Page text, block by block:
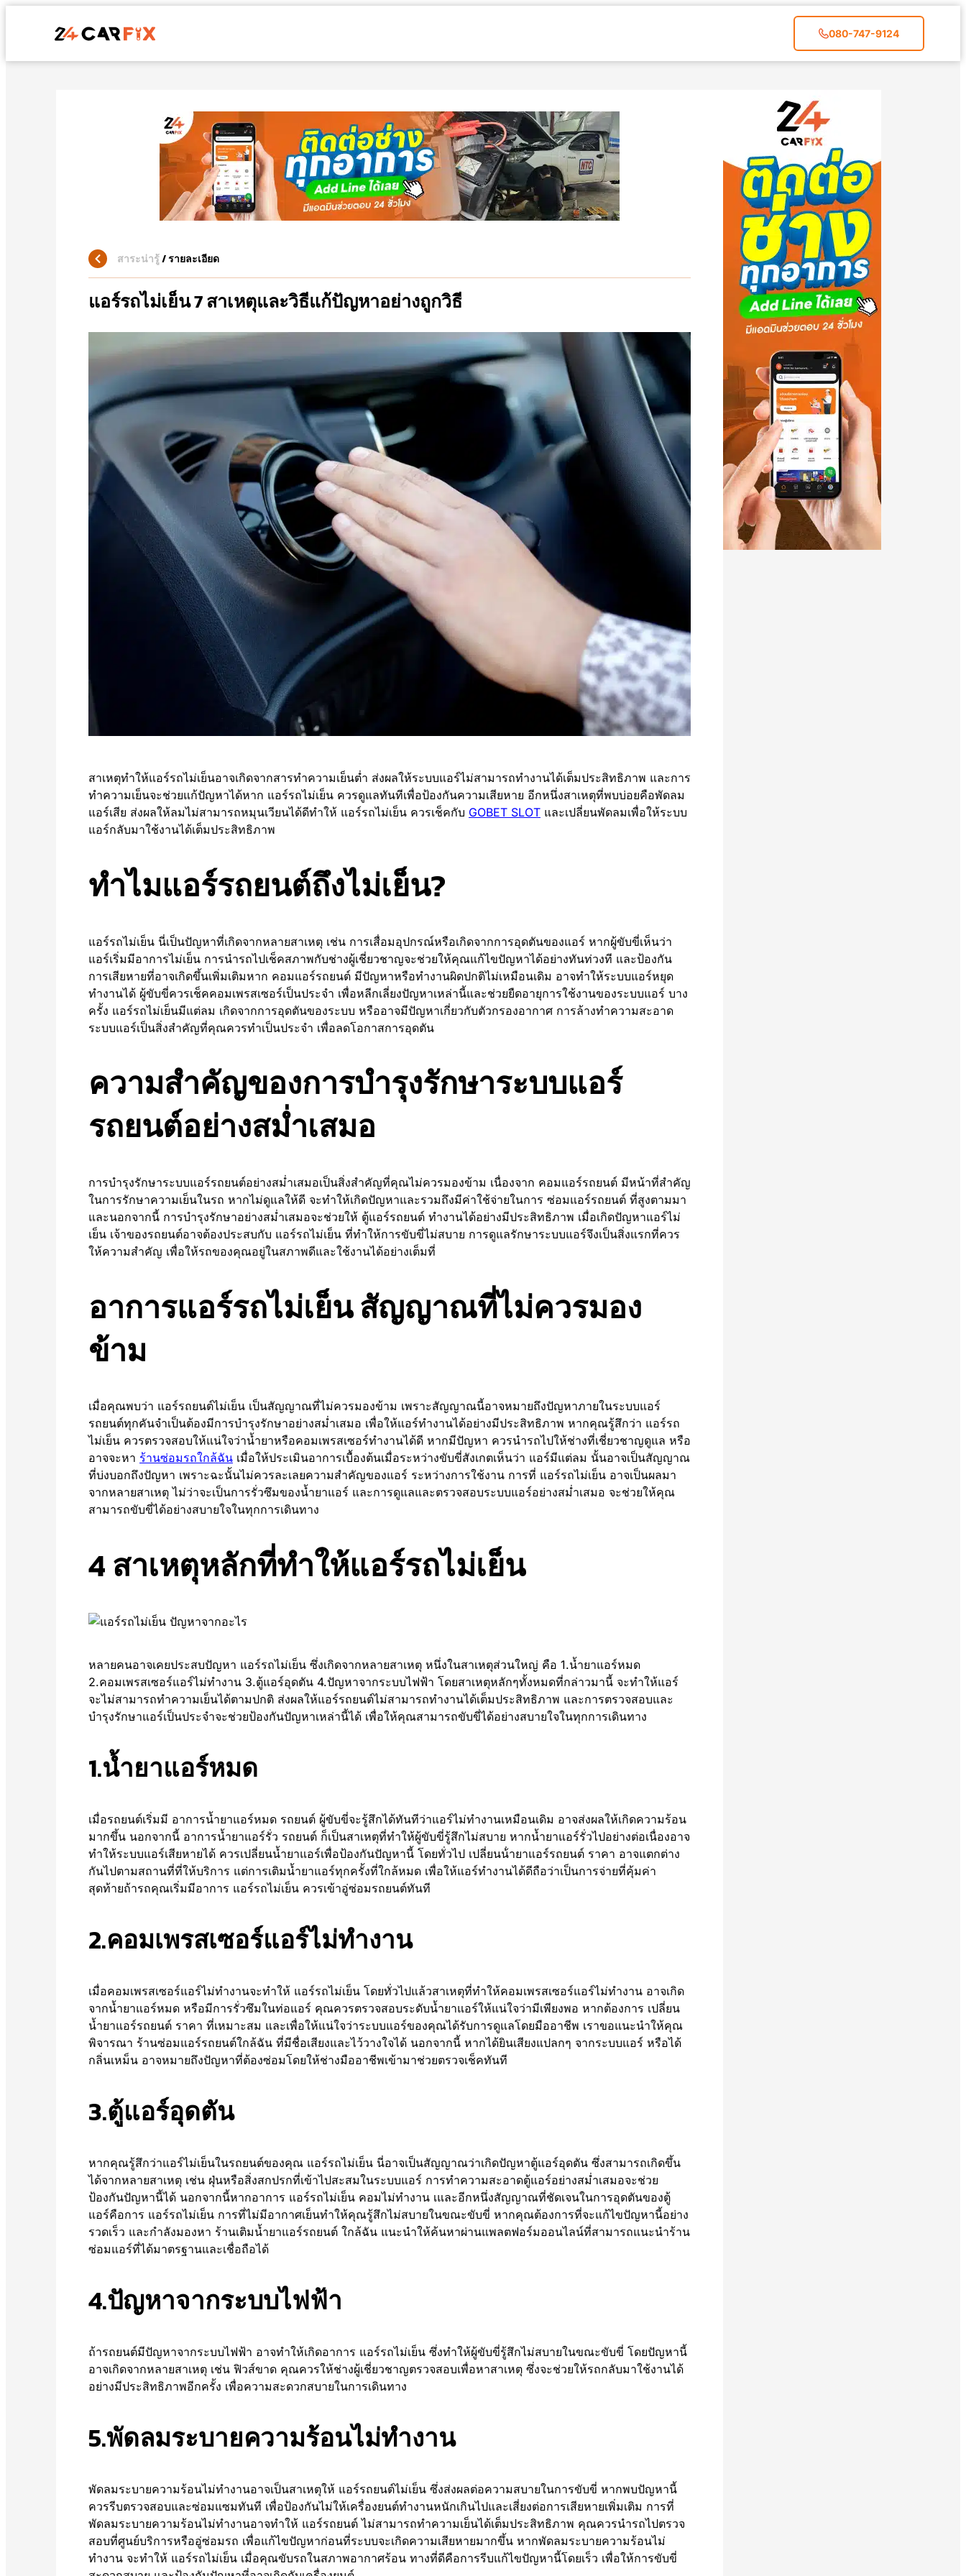
080-747-9124
สาระน่ารู้/รายละเอียด
แอร์รถไม่เย็น 7 สาเหตุและวิธีแก้ปัญหาอย่างถูกวิธี
สาเหตุทำให้แอร์รถไม่เย็นอาจเกิดจากสารทำความเย็นต่ำ ส่งผลให้ระบบแอร์ไม่สามารถทำงานได้เต็มประสิทธิภาพ และการ
ทำความเย็นจะช่วยแก้ปัญหาได้หาก แอร์รถไม่เย็น ควรดูแลทันทีเพื่อป้องกันความเสียหาย อีกหนึ่งสาเหตุที่พบบ่อยคือพัดลม
แอร์เสีย ส่งผลให้ลมไม่สามารถหมุนเวียนได้ดีทำให้ แอร์รถไม่เย็น ควรเช็คกับ GOBET SLOT และเปลี่ยนพัดลมเพื่อให้ระบบ
แอร์กลับมาใช้งานได้เต็มประสิทธิภาพ
ทำไมแอร์รถยนต์ถึงไม่เย็น?
แอร์รถไม่เย็น นี่เป็นปัญหาที่เกิดจากหลายสาเหตุ เช่น การเสื่อมอุปกรณ์หรือเกิดจากการอุดตันของแอร์ หากผู้ขับขี่เห็นว่า
แอร์เริ่มมีอาการไม่เย็น การนำรถไปเช็คสภาพกับช่างผู้เชี่ยวชาญจะช่วยให้คุณแก้ไขปัญหาได้อย่างทันท่วงที และป้องกัน
การเสียหายที่อาจเกิดขึ้นเพิ่มเติมหาก คอมแอร์รถยนต์ มีปัญหาหรือทำงานผิดปกติไม่เหมือนเดิม อาจทำให้ระบบแอร์หยุด
ทำงานได้ ผู้ขับขี่ควรเช็คคอมเพรสเซอร์เป็นประจำ เพื่อหลีกเลี่ยงปัญหาเหล่านี้และช่วยยืดอายุการใช้งานของระบบแอร์ บาง
ครั้ง แอร์รถไม่เย็นมีแต่ลม เกิดจากการอุดตันของระบบ หรืออาจมีปัญหาเกี่ยวกับตัวกรองอากาศ การล้างทำความสะอาด
ระบบแอร์เป็นสิ่งสำคัญที่คุณควรทำเป็นประจำ เพื่อลดโอกาสการอุดตัน
ความสำคัญของการบำรุงรักษาระบบแอร์
รถยนต์อย่างสม่ำเสมอ
การบำรุงรักษาระบบแอร์รถยนต์อย่างสม่ำเสมอเป็นสิ่งสำคัญที่คุณไม่ควรมองข้าม เนื่องจาก คอมแอร์รถยนต์ มีหน้าที่สำคัญ
ในการรักษาความเย็นในรถ หากไม่ดูแลให้ดี จะทำให้เกิดปัญหาและรวมถึงมีค่าใช้จ่ายในการ ซ่อมแอร์รถยนต์ ที่สูงตามมา
และนอกจากนี้ การบำรุงรักษาอย่างสม่ำเสมอจะช่วยให้ ตู้แอร์รถยนต์ ทำงานได้อย่างมีประสิทธิภาพ เมื่อเกิดปัญหาแอร์ไม่
เย็น เจ้าของรถยนต์อาจต้องประสบกับ แอร์รถไม่เย็น ที่ทำให้การขับขี่ไม่สบาย การดูแลรักษาระบบแอร์จึงเป็นสิ่งแรกที่ควร
ให้ความสำคัญ เพื่อให้รถของคุณอยู่ในสภาพดีและใช้งานได้อย่างเต็มที่
อาการแอร์รถไม่เย็น สัญญาณที่ไม่ควรมอง
ข้าม
เมื่อคุณพบว่า แอร์รถยนต์ไม่เย็น เป็นสัญญาณที่ไม่ควรมองข้าม เพราะสัญญาณนี้อาจหมายถึงปัญหาภายในระบบแอร์
รถยนต์ทุกคันจำเป็นต้องมีการบำรุงรักษาอย่างสม่ำเสมอ เพื่อให้แอร์ทำงานได้อย่างมีประสิทธิภาพ หากคุณรู้สึกว่า แอร์รถ
ไม่เย็น ควรตรวจสอบให้แน่ใจว่าน้ำยาหรือคอมเพรสเซอร์ทำงานได้ดี หากมีปัญหา ควรนำรถไปให้ช่างที่เชี่ยวชาญดูแล หรือ
อาจจะหา ร้านซ่อมรถใกล้ฉัน เมื่อให้ประเมินอาการเบื้องต้นเมื่อระหว่างขับขี่สังเกตเห็นว่า แอร์มีแต่ลม นั้นอาจเป็นสัญญาณ
ที่บ่งบอกถึงปัญหา เพราะฉะนั้นไม่ควรละเลยความสำคัญของแอร์ ระหว่างการใช้งาน การที่ แอร์รถไม่เย็น อาจเป็นผลมา
จากหลายสาเหตุ ไม่ว่าจะเป็นการรั่วซึมของน้ำยาแอร์ และการดูแลและตรวจสอบระบบแอร์อย่างสม่ำเสมอ จะช่วยให้คุณ
สามารถขับขี่ได้อย่างสบายใจในทุกการเดินทาง
4 สาเหตุหลักที่ทำให้แอร์รถไม่เย็น
หลายคนอาจเคยประสบปัญหา แอร์รถไม่เย็น ซึ่งเกิดจากหลายสาเหตุ หนึ่งในสาเหตุส่วนใหญ่ คือ 1.น้ำยาแอร์หมด
2.คอมเพรสเซอร์แอร์ไม่ทำงาน 3.ตู้แอร์อุดตัน 4.ปัญหาจากระบบไฟฟ้า โดยสาเหตุหลักๆทั้งหมดที่กล่าวมานี้ จะทำให้แอร์
จะไม่สามารถทำความเย็นได้ตามปกติ ส่งผลให้แอร์รถยนต์ไม่สามารถทำงานได้เต็มประสิทธิภาพ และการตรวจสอบและ
บำรุงรักษาแอร์เป็นประจำจะช่วยป้องกันปัญหาเหล่านี้ได้ เพื่อให้คุณสามารถขับขี่ได้อย่างสบายใจในทุกการเดินทาง
1.น้ำยาแอร์หมด
เมื่อรถยนต์เริ่มมี อาการน้ำยาแอร์หมด รถยนต์ ผู้ขับขี่จะรู้สึกได้ทันทีว่าแอร์ไม่ทำงานเหมือนเดิม อาจส่งผลให้เกิดความร้อน
มากขึ้น นอกจากนี้ อาการน้ำยาแอร์รั่ว รถยนต์ ก็เป็นสาเหตุที่ทำให้ผู้ขับขี่รู้สึกไม่สบาย หากน้ำยาแอร์รั่วไปอย่างต่อเนื่องอาจ
ทำให้ระบบแอร์เสียหายได้ ควรเปลี่ยนน้ำยาแอร์เพื่อป้องกันปัญหานี้ โดยทั่วไป เปลี่ยนน้ํายาแอร์รถยนต์ ราคา อาจแตกต่าง
กันไปตามสถานที่ที่ให้บริการ แต่การเติมน้ำยาแอร์ทุกครั้งที่ใกล้หมด เพื่อให้แอร์ทำงานได้ดีถือว่าเป็นการจ่ายที่คุ้มค่า
สุดท้ายถ้ารถคุณเริ่มมีอาการ แอร์รถไม่เย็น ควรเข้าอู่ซ่อมรถยนต์ทันที
2.คอมเพรสเซอร์แอร์ไม่ทำงาน
เมื่อคอมเพรสเซอร์แอร์ไม่ทำงานจะทำให้ แอร์รถไม่เย็น โดยทั่วไปแล้วสาเหตุที่ทำให้คอมเพรสเซอร์แอร์ไม่ทำงาน อาจเกิด
จากน้ำยาแอร์หมด หรือมีการรั่วซึมในท่อแอร์ คุณควรตรวจสอบระดับน้ำยาแอร์ให้แน่ใจว่ามีเพียงพอ หากต้องการ เปลี่ยน
น้ำยาแอร์รถยนต์ ราคา ที่เหมาะสม และเพื่อให้แน่ใจว่าระบบแอร์ของคุณได้รับการดูแลโดยมืออาชีพ เราขอแนะนำให้คุณ
พิจารณา ร้านซ่อมแอร์รถยนต์ใกล้ฉัน ที่มีชื่อเสียงและไว้วางใจได้ นอกจากนี้ หากได้ยินเสียงแปลกๆ จากระบบแอร์ หรือได้
กลิ่นเหม็น อาจหมายถึงปัญหาที่ต้องซ่อมโดยให้ช่างมืออาชีพเข้ามาช่วยตรวจเช็คทันที
3.ตู้แอร์อุดตัน
หากคุณรู้สึกว่าแอร์ไม่เย็นในรถยนต์ของคุณ แอร์รถไม่เย็น นี่อาจเป็นสัญญาณว่าเกิดปัญหาตู้แอร์อุดตัน ซึ่งสามารถเกิดขึ้น
ได้จากหลายสาเหตุ เช่น ฝุ่นหรือสิ่งสกปรกที่เข้าไปสะสมในระบบแอร์ การทำความสะอาดตู้แอร์อย่างสม่ำเสมอจะช่วย
ป้องกันปัญหานี้ได้ นอกจากนี้หากอาการ แอร์รถไม่เย็น คอมไม่ทํางาน เและอีกหนึ่งสัญญาณที่ชัดเจนในการอุดตันของตู้
แอร์คือการ แอร์รถไม่เย็น การที่ไม่มีอากาศเย็นทำให้คุณรู้สึกไม่สบายในขณะขับขี่ หากคุณต้องการที่จะแก้ไขปัญหานี้อย่าง
รวดเร็ว และกำลังมองหา ร้านเติมน้ำยาแอร์รถยนต์ ใกล้ฉัน แนะนำให้ค้นหาผ่านแพลตฟอร์มออนไลน์ที่สามารถแนะนำร้าน
ซ่อมแอร์ที่ได้มาตรฐานและเชื่อถือได้
4.ปัญหาจากระบบไฟฟ้า
ถ้ารถยนต์มีปัญหาจากระบบไฟฟ้า อาจทำให้เกิดอาการ แอร์รถไม่เย็น ซึ่งทำให้ผู้ขับขี่รู้สึกไม่สบายในขณะขับขี่ โดยปัญหานี้
อาจเกิดจากหลายสาเหตุ เช่น ฟิวส์ขาด คุณควรให้ช่างผู้เชี่ยวชาญตรวจสอบเพื่อหาสาเหตุ ซึ่งจะช่วยให้รถกลับมาใช้งานได้
อย่างมีประสิทธิภาพอีกครั้ง เพื่อความสะดวกสบายในการเดินทาง
5.พัดลมระบายความร้อนไม่ทำงาน
พัดลมระบายความร้อนไม่ทำงานอาจเป็นสาเหตุให้ แอร์รถยนต์ไม่เย็น ซึ่งส่งผลต่อความสบายในการขับขี่ หากพบปัญหานี้
ควรรีบตรวจสอบและซ่อมแซมทันที เพื่อป้องกันไม่ให้เครื่องยนต์ทำงานหนักเกินไปและเสี่ยงต่อการเสียหายเพิ่มเติม การที่
พัดลมระบายความร้อนไม่ทำงานอาจทำให้ แอร์รถยนต์ ไม่สามารถทำความเย็นได้เต็มประสิทธิภาพ คุณควรนำรถไปตรวจ
สอบที่ศูนย์บริการหรืออู่ซ่อมรถ เพื่อแก้ไขปัญหาก่อนที่ระบบจะเกิดความเสียหายมากขึ้น หากพัดลมระบายความร้อนไม่
ทำงาน จะทำให้ แอร์รถไม่เย็น เมื่อคุณขับรถในสภาพอากาศร้อน ทางที่ดีคือการรีบแก้ไขปัญหานี้โดยเร็ว เพื่อให้การขับขี่